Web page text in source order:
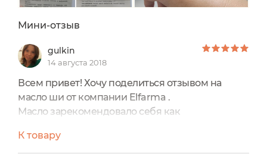
Мини-отзыв
gulkin
14 августа 2018
Всем привет! Хочу поделиться отзывом на
масло ши от компании Elfarma .
Масло зарекомендовало себя как
ее. Помогает при трещинках и сухости кожи.
Наносила ее в основном на кожу тела- при
К товару